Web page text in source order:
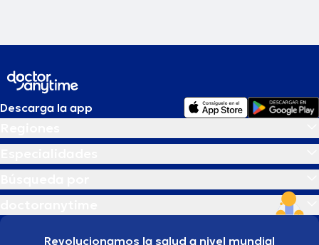
Descarga la app
Revolucionamos la salud a nivel mundial